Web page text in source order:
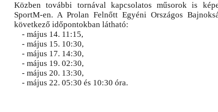
Közben további tornával kapcsolatos műsorok is
SportM-en. A Prolan Felnőtt Egyéni Országos
következő időpontokban látható:
- május 14. 11:15,
- május 15. 10:30,
- május 17. 14:30,
- május 19. 02:30,
- május 20. 13:30,
- május 22. 05:30 és 10:30 óra.